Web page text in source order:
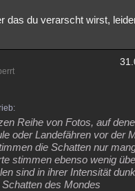
das du verarscht wirst,
Reihe von Fotos, auf
oder Landefähren vor der
die Schatten nur
stimmen ebenso wenig
sind in ihrer Intensität
des Mondes